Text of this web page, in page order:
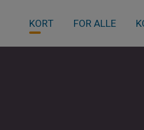
KORT FOR ALLE